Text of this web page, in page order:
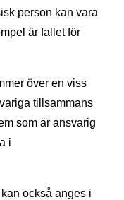
person kan vara
är fallet för
över en viss
tillsammans
som är ansvarig
i
också anges i